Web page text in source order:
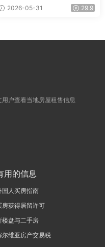
平米/5.2万欧
2026-05-31 29.9
户查看当地房屋租售信息
用的信息
国人买房指南
房获得居留许可
楼盘与二手房
尔维亚房产交易税